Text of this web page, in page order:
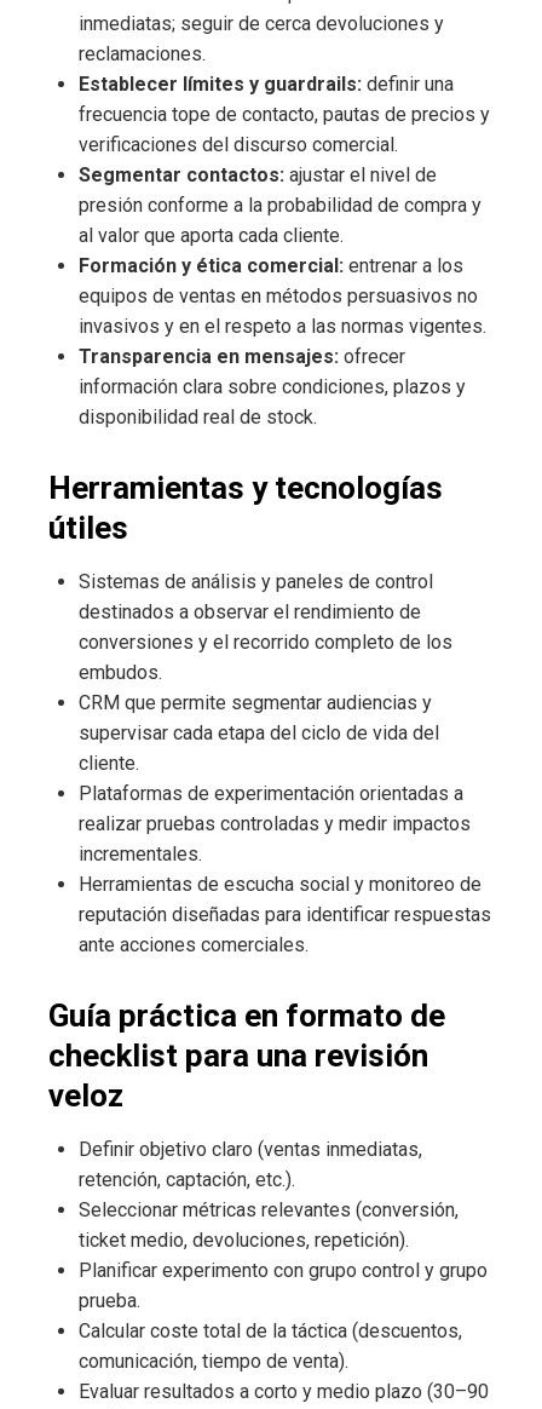
inmediatas; seguir de cerca devoluciones y
reclamaciones.
Establecer límites y guardrails: definir una
frecuencia tope de contacto, pautas de precios y
verificaciones del discurso comercial.
Segmentar contactos: ajustar el nivel de
presión conforme a la probabilidad de compra y
al valor que aporta cada cliente.
Formación y ética comercial: entrenar a los
equipos de ventas en métodos persuasivos no
invasivos y en el respeto a las normas vigentes.
Transparencia en mensajes: ofrecer
información clara sobre condiciones, plazos y
disponibilidad real de stock.
Herramientas y tecnologías
útiles
Sistemas de análisis y paneles de control
destinados a observar el rendimiento de
conversiones y el recorrido completo de los
embudos.
CRM que permite segmentar audiencias y
supervisar cada etapa del ciclo de vida del
cliente.
Plataformas de experimentación orientadas a
realizar pruebas controladas y medir impactos
incrementales.
Herramientas de escucha social y monitoreo de
reputación diseñadas para identificar respuestas
ante acciones comerciales.
Guía práctica en formato de
checklist para una revisión
veloz
Definir objetivo claro (ventas inmediatas,
retención, captación, etc.).
Seleccionar métricas relevantes (conversión,
ticket medio, devoluciones, repetición).
Planificar experimento con grupo control y grupo
prueba.
Calcular coste total de la táctica (descuentos,
comunicación, tiempo de venta).
Evaluar resultados a corto y medio plazo (30–90